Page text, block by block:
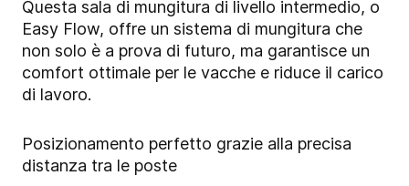
Questa sala di mungitura di livello intermedio, o
Easy Flow, offre un sistema di mungitura che
non solo è a prova di futuro, ma garantisce un
comfort ottimale per le vacche e riduce il carico
di lavoro.
Posizionamento perfetto grazie alla precisa
distanza tra le poste